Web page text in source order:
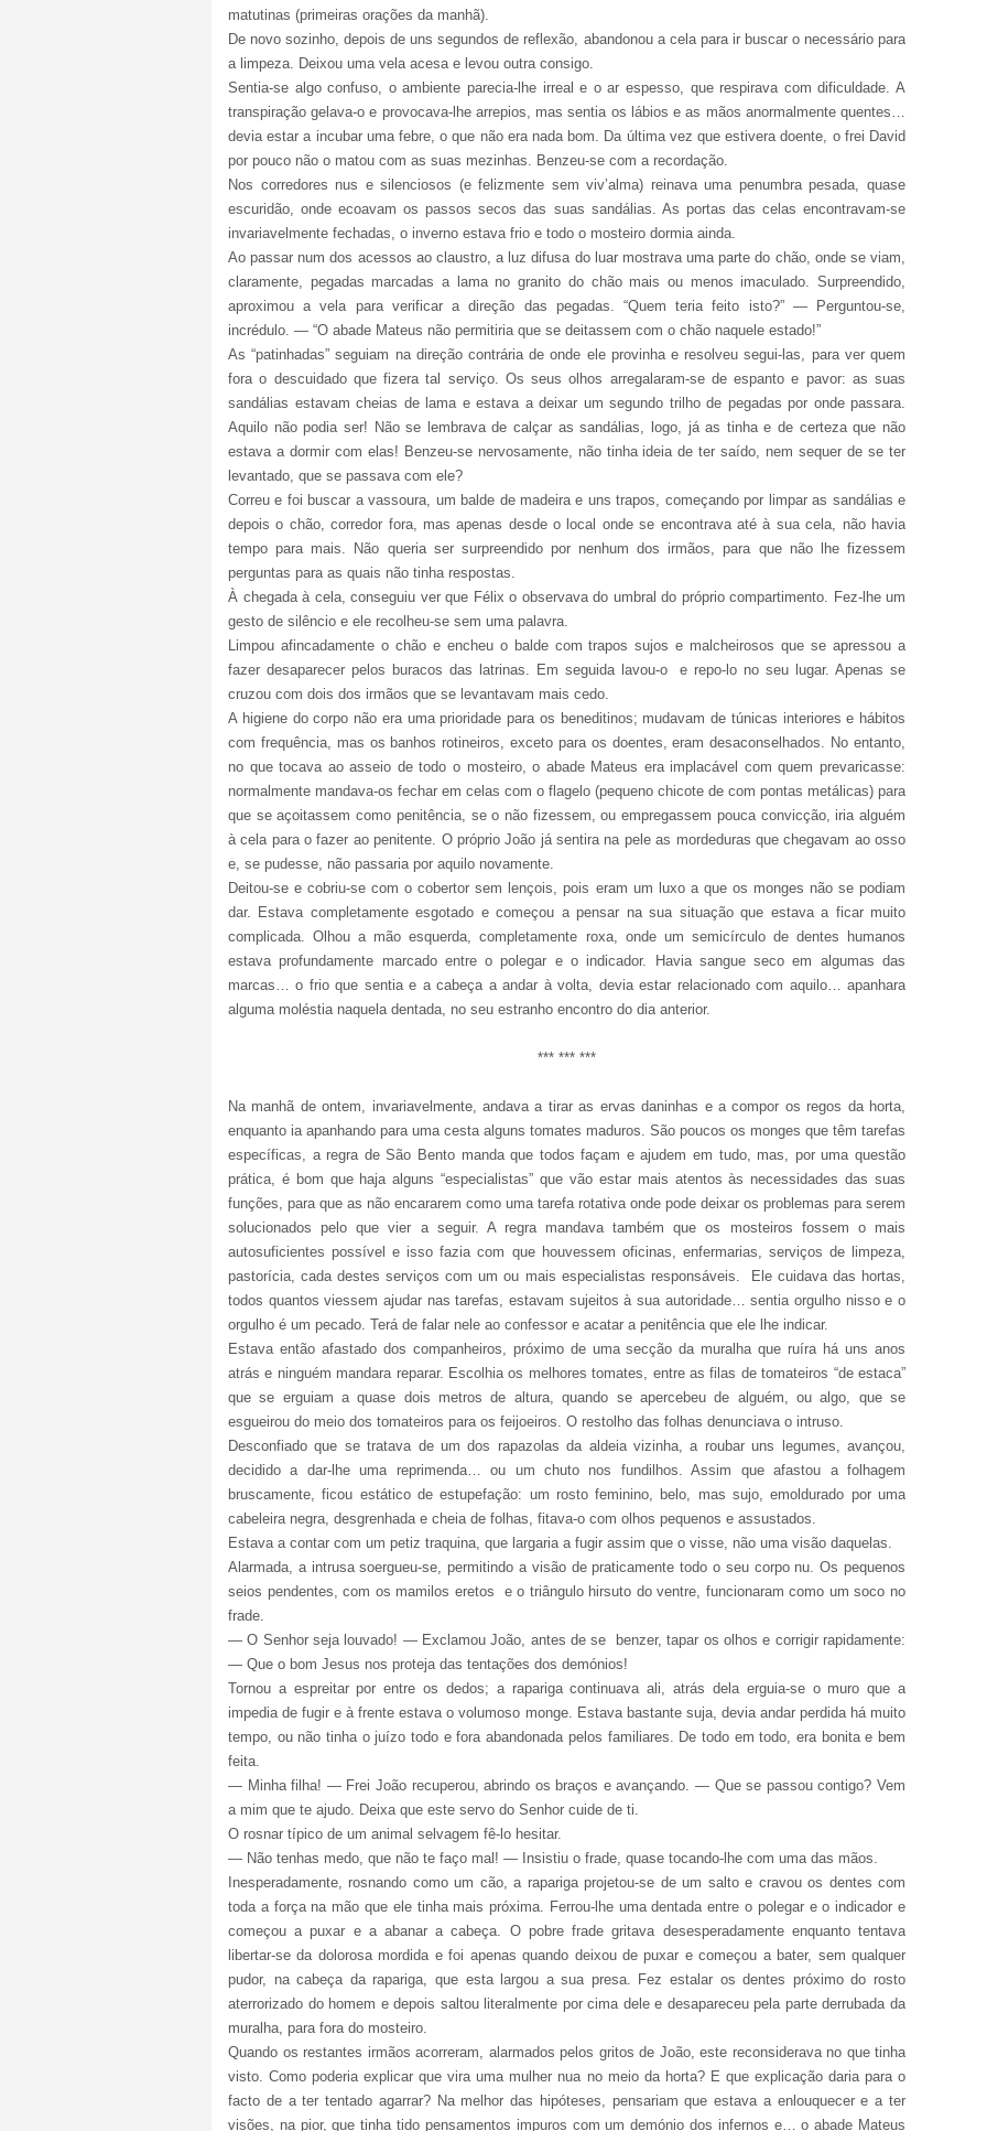
matutinas (primeiras orações da manhã).
De novo sozinho, depois de uns segundos de reflexão, abandonou a cela para ir buscar o necessário para
a limpeza. Deixou uma vela acesa e levou outra consigo.
Sentia-se algo confuso, o ambiente parecia-lhe irreal e o ar espesso, que respirava com dificuldade. A
transpiração gelava-o e provocava-lhe arrepios, mas sentia os lábios e as mãos anormalmente quentes…
devia estar a incubar uma febre, o que não era nada bom. Da última vez que estivera doente, o frei David
por pouco não o matou com as suas mezinhas. Benzeu-se com a recordação.
Nos corredores nus e silenciosos (e felizmente sem viv’alma) reinava uma penumbra pesada, quase
escuridão, onde ecoavam os passos secos das suas sandálias. As portas das celas encontravam-se
invariavelmente fechadas, o inverno estava frio e todo o mosteiro dormia ainda.
Ao passar num dos acessos ao claustro, a luz difusa do luar mostrava uma parte do chão, onde se viam,
claramente, pegadas marcadas a lama no granito do chão mais ou menos imaculado. Surpreendido,
aproximou a vela para verificar a direção das pegadas. “Quem teria feito isto?” — Perguntou-se,
incrédulo. — “O abade Mateus não permitiria que se deitassem com o chão naquele estado!”
As “patinhadas” seguiam na direção contrária de onde ele provinha e resolveu segui-las, para ver quem
fora o descuidado que fizera tal serviço. Os seus olhos arregalaram-se de espanto e pavor: as suas
sandálias estavam cheias de lama e estava a deixar um segundo trilho de pegadas por onde passara.
Aquilo não podia ser! Não se lembrava de calçar as sandálias, logo, já as tinha e de certeza que não
estava a dormir com elas! Benzeu-se nervosamente, não tinha ideia de ter saído, nem sequer de se ter
levantado, que se passava com ele?
Correu e foi buscar a vassoura, um balde de madeira e uns trapos, começando por limpar as sandálias e
depois o chão, corredor fora, mas apenas desde o local onde se encontrava até à sua cela, não havia
tempo para mais. Não queria ser surpreendido por nenhum dos irmãos, para que não lhe fizessem
perguntas para as quais não tinha respostas.
À chegada à cela, conseguiu ver que Félix o observava do umbral do próprio compartimento. Fez-lhe um
gesto de silêncio e ele recolheu-se sem uma palavra.
Limpou afincadamente o chão e encheu o balde com trapos sujos e malcheirosos que se apressou a
fazer desaparecer pelos buracos das latrinas. Em seguida lavou-o e repo-lo no seu lugar. Apenas se
cruzou com dois dos irmãos que se levantavam mais cedo.
A higiene do corpo não era uma prioridade para os beneditinos; mudavam de túnicas interiores e hábitos
com frequência, mas os banhos rotineiros, exceto para os doentes, eram desaconselhados. No entanto,
no que tocava ao asseio de todo o mosteiro, o abade Mateus era implacável com quem prevaricasse:
normalmente mandava-os fechar em celas com o flagelo (pequeno chicote de com pontas metálicas) para
que se açoitassem como penitência, se o não fizessem, ou empregassem pouca convicção, iria alguém
à cela para o fazer ao penitente. O próprio João já sentira na pele as mordeduras que chegavam ao osso
e, se pudesse, não passaria por aquilo novamente.
Deitou-se e cobriu-se com o cobertor sem lençois, pois eram um luxo a que os monges não se podiam
dar. Estava completamente esgotado e começou a pensar na sua situação que estava a ficar muito
complicada. Olhou a mão esquerda, completamente roxa, onde um semicírculo de dentes humanos
estava profundamente marcado entre o polegar e o indicador. Havia sangue seco em algumas das
marcas… o frio que sentia e a cabeça a andar à volta, devia estar relacionado com aquilo… apanhara
alguma moléstia naquela dentada, no seu estranho encontro do dia anterior.
*** *** ***
Na manhã de ontem, invariavelmente, andava a tirar as ervas daninhas e a compor os regos da horta,
enquanto ia apanhando para uma cesta alguns tomates maduros. São poucos os monges que têm tarefas
específicas, a regra de São Bento manda que todos façam e ajudem em tudo, mas, por uma questão
prática, é bom que haja alguns “especialistas” que vão estar mais atentos às necessidades das suas
funções, para que as não encararem como uma tarefa rotativa onde pode deixar os problemas para serem
solucionados pelo que vier a seguir. A regra mandava também que os mosteiros fossem o mais
autosuficientes possível e isso fazia com que houvessem oficinas, enfermarias, serviços de limpeza,
pastorícia, cada destes serviços com um ou mais especialistas responsáveis. Ele cuidava das hortas,
todos quantos viessem ajudar nas tarefas, estavam sujeitos à sua autoridade… sentia orgulho nisso e o
orgulho é um pecado. Terá de falar nele ao confessor e acatar a penitência que ele lhe indicar.
Estava então afastado dos companheiros, próximo de uma secção da muralha que ruíra há uns anos
atrás e ninguém mandara reparar. Escolhia os melhores tomates, entre as filas de tomateiros “de estaca”
que se erguiam a quase dois metros de altura, quando se apercebeu de alguém, ou algo, que se
esgueirou do meio dos tomateiros para os feijoeiros. O restolho das folhas denunciava o intruso.
Desconfiado que se tratava de um dos rapazolas da aldeia vizinha, a roubar uns legumes, avançou,
decidido a dar-lhe uma reprimenda… ou um chuto nos fundilhos. Assim que afastou a folhagem
bruscamente, ficou estático de estupefação: um rosto feminino, belo, mas sujo, emoldurado por uma
cabeleira negra, desgrenhada e cheia de folhas, fitava-o com olhos pequenos e assustados.
Estava a contar com um petiz traquina, que largaria a fugir assim que o visse, não uma visão daquelas.
Alarmada, a intrusa soergueu-se, permitindo a visão de praticamente todo o seu corpo nu. Os pequenos
seios pendentes, com os mamilos eretos e o triângulo hirsuto do ventre, funcionaram como um soco no
frade.
— O Senhor seja louvado! — Exclamou João, antes de se benzer, tapar os olhos e corrigir rapidamente:
— Que o bom Jesus nos proteja das tentações dos demónios!
Tornou a espreitar por entre os dedos; a rapariga continuava ali, atrás dela erguia-se o muro que a
impedia de fugir e à frente estava o volumoso monge. Estava bastante suja, devia andar perdida há muito
tempo, ou não tinha o juízo todo e fora abandonada pelos familiares. De todo em todo, era bonita e bem
feita.
— Minha filha! — Frei João recuperou, abrindo os braços e avançando. — Que se passou contigo? Vem
a mim que te ajudo. Deixa que este servo do Senhor cuide de ti.
O rosnar típico de um animal selvagem fê-lo hesitar.
— Não tenhas medo, que não te faço mal! — Insistiu o frade, quase tocando-lhe com uma das mãos.
Inesperadamente, rosnando como um cão, a rapariga projetou-se de um salto e cravou os dentes com
toda a força na mão que ele tinha mais próxima. Ferrou-lhe uma dentada entre o polegar e o indicador e
começou a puxar e a abanar a cabeça. O pobre frade gritava desesperadamente enquanto tentava
libertar-se da dolorosa mordida e foi apenas quando deixou de puxar e começou a bater, sem qualquer
pudor, na cabeça da rapariga, que esta largou a sua presa. Fez estalar os dentes próximo do rosto
aterrorizado do homem e depois saltou literalmente por cima dele e desapareceu pela parte derrubada da
muralha, para fora do mosteiro.
Quando os restantes irmãos acorreram, alarmados pelos gritos de João, este reconsiderava no que tinha
visto. Como poderia explicar que vira uma mulher nua no meio da horta? E que explicação daria para o
facto de a ter tentado agarrar? Na melhor das hipóteses, pensariam que estava a enlouquecer e a ter
visões, na pior, que tinha tido pensamentos impuros com um demónio dos infernos e… o abade Mateus